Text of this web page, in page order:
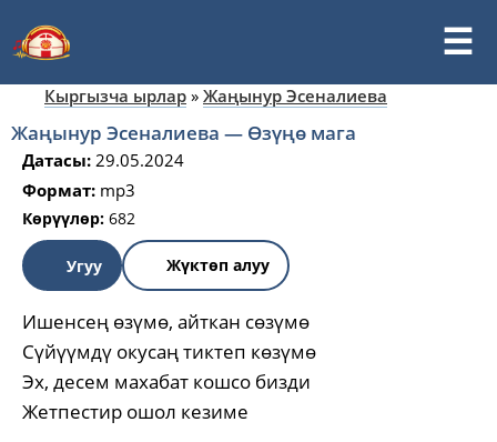
Кыргызча ырлар » Жаңынур Эсеналиева
Жаңынур Эсеналиева — Өзүңө мага
Датасы: 29.05.2024
Формат: mp3
Көрүүлөр: 682
Угуу Жүктөп алуу
Ишенсең өзүмө, айткан сөзүмө
Сүйүүмдү окусаң тиктеп көзүмө
Эх, десем махабат кошсо бизди
Жетпестир ошол кезиме